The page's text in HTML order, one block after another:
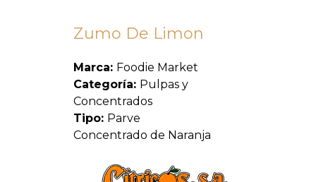
Zumo De Limon
Marca: Foodie Market
Categoría: Pulpas y
Concentrados
Tipo: Parve
Concentrado de Naranja